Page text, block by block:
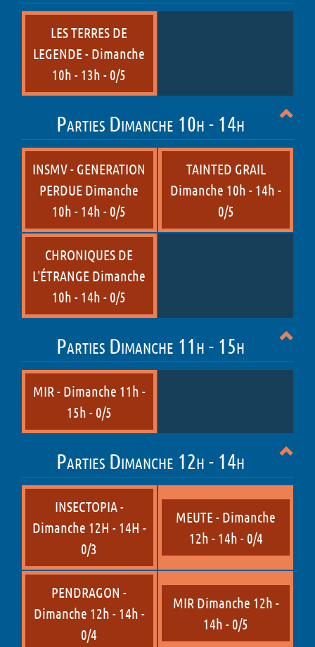
LES TERRES DE
LEGENDE - Dimanche
10h - 13h - 0/5
Parties Dimanche 10h - 14h
INSMV - GENERATION
PERDUE Dimanche
10h - 14h - 0/5
TAINTED GRAIL
Dimanche 10h - 14h -
0/5
CHRONIQUES DE
L'ÉTRANGE Dimanche
10h - 14h - 0/5
Parties Dimanche 11h - 15h
MIR - Dimanche 11h -
15h - 0/5
Parties Dimanche 12h - 14h
INSECTOPIA -
Dimanche 12H - 14H -
0/3
MEUTE - Dimanche
12h - 14h - 0/4
PENDRAGON -
Dimanche 12h - 14h -
0/4
MIR Dimanche 12h -
14h - 0/5